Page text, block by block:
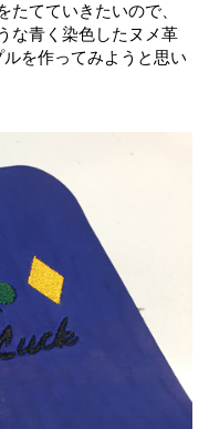
たてていきたいので、
な青く染色したヌメ革
を作ってみようと思い